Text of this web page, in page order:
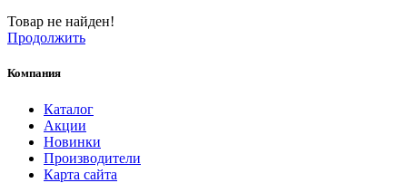
Товар не найден!
Продолжить
Компания
Каталог
Акции
Новинки
Производители
Карта сайта